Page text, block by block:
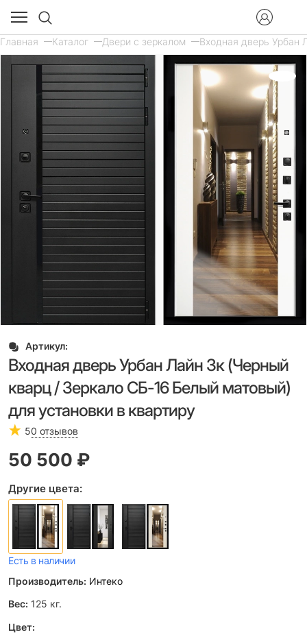
Главная Каталог Двери с зеркалом Входная дверь Урбан
Артикул:
Входная дверь Урбан Лайн 3к (Черный
кварц / Зеркало СБ-16 Белый матовый)
для установки в квартиру
50 отзывов
50 500 ₽
Другие цвета:
Есть в наличии
Производитель: Интеко
Вес: 125 кг.
Цвет: